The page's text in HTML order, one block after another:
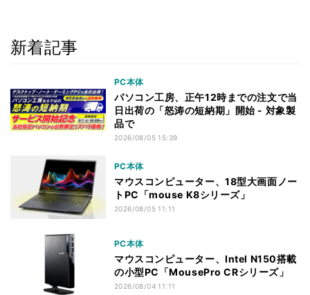
新着記事
PC本体
パソコン工房、正午12時までの注文で当
日出荷の「怒涛の短納期」開始 - 対象製
品で
2026/08/05 15:39
PC本体
マウスコンピューター、18型大画面ノー
トPC「mouse K8シリーズ」
2026/08/05 11:11
PC本体
マウスコンピューター、Intel N150搭載
の小型PC「MousePro CRシリーズ」
2026/08/04 11:11